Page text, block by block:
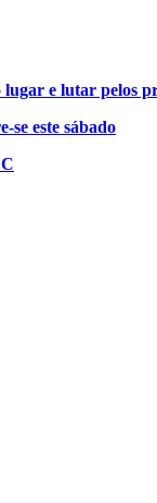
e lutar pelos
se este sábado